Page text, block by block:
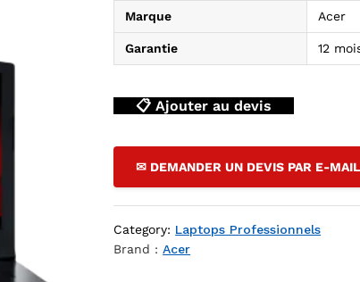
Marque Acer
Garantie 12
📋 Ajouter au devis
✉ DEMANDER UN DEVIS PAR E-MAIL
Category: Laptops Professionnels
Brand :Acer